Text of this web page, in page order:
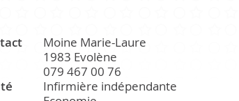
PRATIQUE
Moine Marie-Laure
1983 Evolène
079 467 00 76
Infirmière indépendante